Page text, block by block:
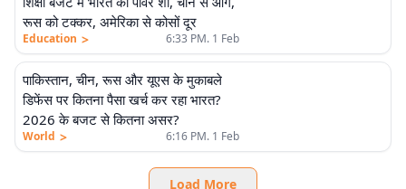
रूस को टक्कर, अमेरिका से कोसों दूर
Education > 6:33 PM. 1 Feb
पाकिस्तान, चीन, रूस और यूएस के मुकाबले
डिफेंस पर कितना पैसा खर्च कर रहा भारत?
2026 के बजट से कितना असर?
World > 6:16 PM. 1 Feb
Load More